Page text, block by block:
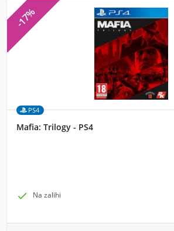
-17%
PS4
Mafia: Trilogy - PS4
 Na zalihi